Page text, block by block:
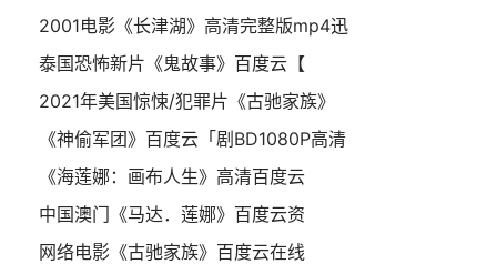
2001电影《长津湖》高清完整版mp4迅
泰国恐怖新片《鬼故事》百度云【
2021年美国惊悚/犯罪片《古驰家族》
《神偷军团》百度云「剧BD1080P高清
《海莲娜：画布人生》高清百度云
中国澳门《马达．莲娜》百度云资
网络电影《古驰家族》百度云在线